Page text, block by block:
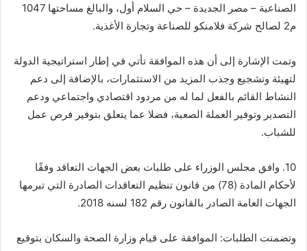
الصناعية – مصر الجديدة – حي السلام أول، والبالغ مساحتها 1047
م2 لصالح شركة فلامنكو للصناعة وتجارة الأغذية.
وتمت الإشارة إلى أن هذه الموافقة تأتي في إطار استراتيجية الدولة
لتهيئة وتشجيع وجذب المزيد من الاستثمارات، بالإضافة إلى دعم
النشاط القائم بالفعل لما له من مردود اقتصادي واجتماعي ودعم
التصدير وتوفير العملة الصعبة، فضلا عما يتعلق بتوفير فرص عمل
للشباب.
10. وافق مجلس الوزراء على طلبات بعض الجهات التعاقد وفقًا
لأحكام المادة (78) من قانون تنظيم التعاقدات الصادرة التي تبرمها
الجهات العامة الصادر بالقانون رقم 182 لسنه 2018.
وتضمنت الطلبات: الموافقة على قيام وزارة الصحة والسكان بتوقيع